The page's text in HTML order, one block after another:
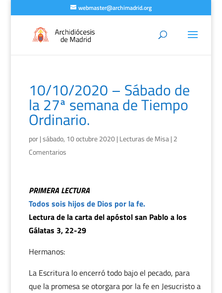
webmaster@archimadrid.org
10/10/2020 – Sábado de
la 27ª semana de Tiempo
Ordinario.
por|sábado, 10 octubre 2020| Lecturas de Misa| 2
Comentarios
PRIMERA LECTURA
Todos sois hijos de Dios por la fe.
Lectura de la carta del apóstol san Pablo a los
Gálatas 3, 22-29
Hermanos:
La Escritura lo encerró todo bajo el pecado, para
que la promesa se otorgara por la fe en Jesucristo a